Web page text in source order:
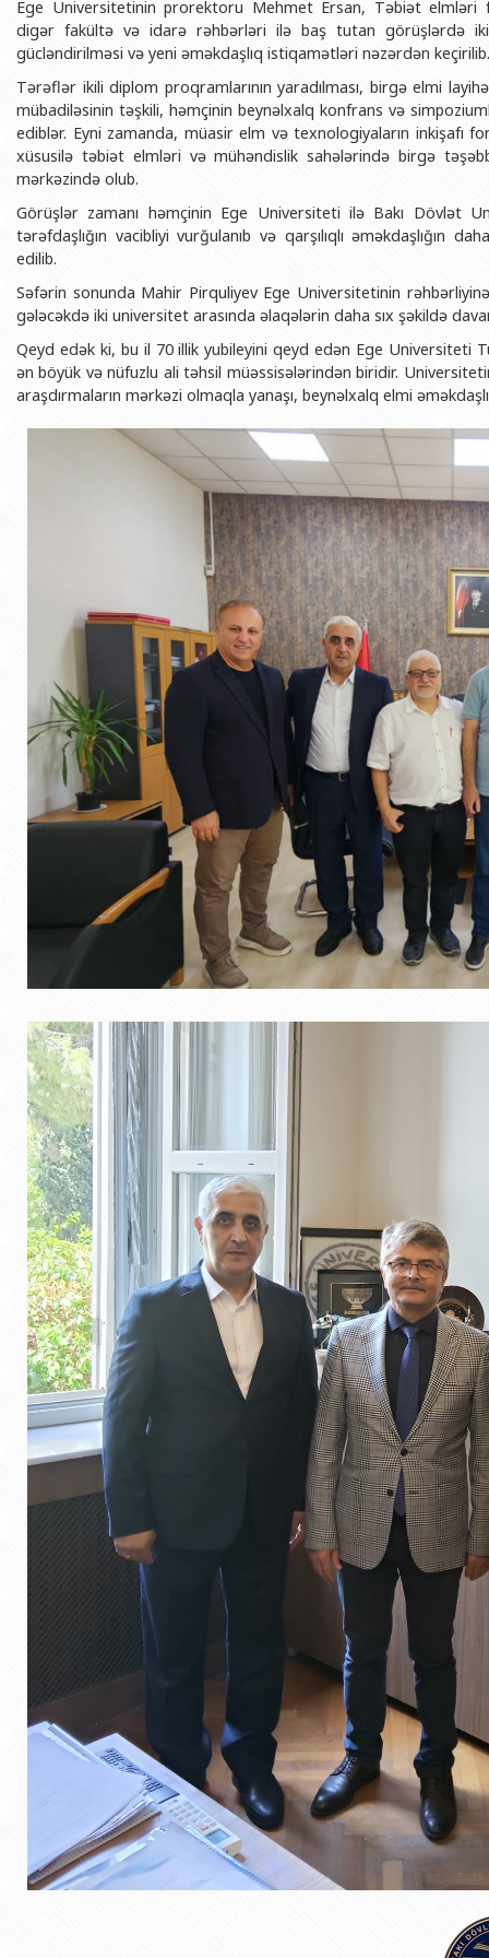
BDU-nun məzunları
Fəxri doktorlarımız
BDU-da təhsil
BDU-da tədris olunan ixtisaslar
Universitet tarixinin ən mühüm hadisələri
İnsan resursları və hüquq şöbəsi
Sənədlər və Müraciətlərlə iş
Maliyyə və təminat Departamenti
Keyfiyyətin təminatı, monitorinq
Psixoloji Yardım Sektoru
İdman-sağlamlıq Mərkəzi
Geologiya fakültəsi
Filologiya fakültəsi
Tarix fakültəsi
Beynəlxalq
Hüquq fakültəsi
İnformasiya və
Sosial elmlər və
Şəxsi
Ege Universitetinin prorektoru Mehmet Ersan, Təbiət elmləri
digər fakültə və idarə rəhbərləri ilə baş tutan görüşlərdə iki
gücləndirilməsi və yeni əməkdaşlıq istiqamətləri nəzərdən keçirilib.
Tərəflər ikili diplom proqramlarının yaradılması, birgə elmi
mübadiləsinin təşkili, həmçinin beynəlxalq konfrans və
ediblər. Eyni zamanda, müasir elm və texnologiyaların inkişafı
xüsusilə təbiət elmləri və mühəndislik sahələrində birgə
mərkəzində olub.
Görüşlər zamanı həmçinin Ege Universiteti ilə Bakı Dövlət
tərəfdaşlığın vacibliyi vurğulanıb və qarşılıqlı əməkdaşlığın
edilib.
Səfərin sonunda Mahir Pirquliyev Ege Universitetinin
gələcəkdə iki universitet arasında əlaqələrin daha sıx şəkildə
Qeyd edək ki, bu il 70 illik yubileyini qeyd edən Ege Universiteti
ən böyük və nüfuzlu ali təhsil müəssisələrindən biridir.
araşdırmaların mərkəzi olmaqla yanaşı, beynəlxalq elmi